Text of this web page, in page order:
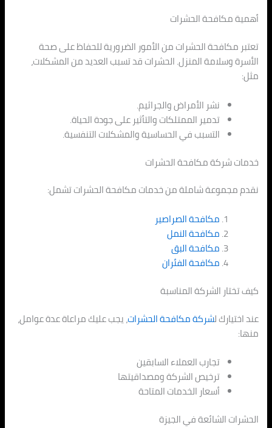
أهمية مكافحة الحشرات
تعتبر مكافحة الحشرات من الأمور الضرورية للحفاظ على صحة
الأسرة وسلامة المنزل. الحشرات قد تسبب العديد من المشكلات،
مثل:
نشر الأمراض والجراثيم.
تدمير الممتلكات والتأثير على جودة الحياة.
التسبب في الحساسية والمشكلات التنفسية.
خدمات شركة مكافحة الحشرات
نقدم مجموعة شاملة من خدمات مكافحة الحشرات تشمل:
مكافحة الصراصير
مكافحة النمل
مكافحة البق
مكافحة الفئران
كيف تختار الشركة المناسبة
عند اختيارك لشركة مكافحة الحشرات، يجب عليك مراعاة عدة عوامل،
منها:
تجارب العملاء السابقين
ترخيص الشركة ومصداقيتها
أسعار الخدمات المتاحة
الحشرات الشائعة في الجيزة